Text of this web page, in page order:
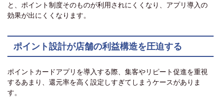
と、ポイント制度そのものが利用されにくくなり、アプリ導入の
効果が出にくくなります。
ポイント設計が店舗の利益構造を圧迫する
ポイントカードアプリを導入する際、集客やリピート促進を重視
するあまり、還元率を高く設定しすぎてしまうケースがありま
す。